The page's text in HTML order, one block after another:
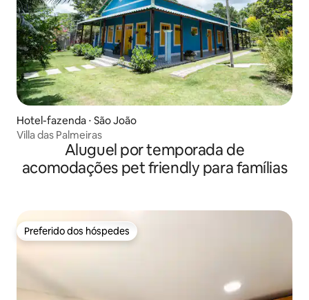
Hotel-fazenda ⋅ São João
Villa das Palmeiras
Aluguel por temporada de
acomodações pet friendly para famílias
Preferido dos hóspedes
Preferido dos hóspedes